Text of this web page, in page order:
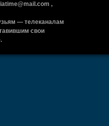
,
— телеканалам
свои